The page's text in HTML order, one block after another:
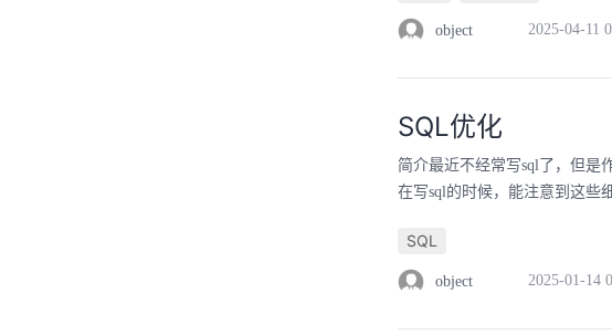
object 2025-04-11
SQL优化
简介最近不经常写sql了，但是
在写sql的时候，能注意到这些
SQL
object 2025-01-14